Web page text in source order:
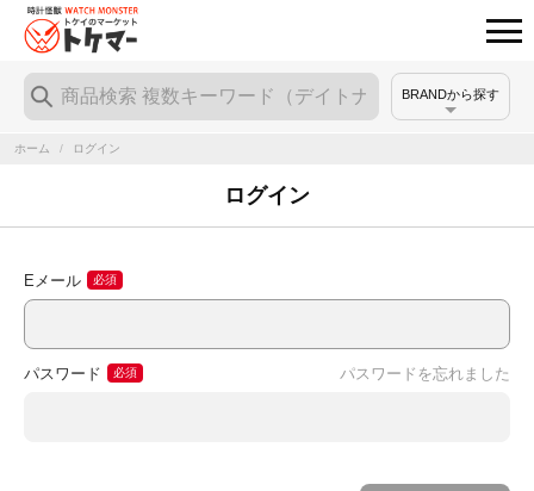
BRANDから探す
ホーム / ログイン
ログイン
Eメール
パスワード パスワードを忘れました